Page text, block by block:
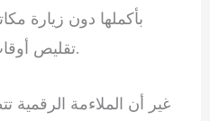
بأكملها دون زيارة
تقليص أوقات التجهيز وزيادة الشفافية.
غير أن الملاءمة